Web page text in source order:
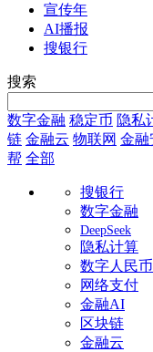
宣传年
AI播报
搜银行
搜索
数字金融 稳定币 隐私
链 金融云 物联网 金融
帮 全部
搜银行
数字金融
DeepSeek
隐私计算
数字人民币
网络支付
金融AI
区块链
金融云